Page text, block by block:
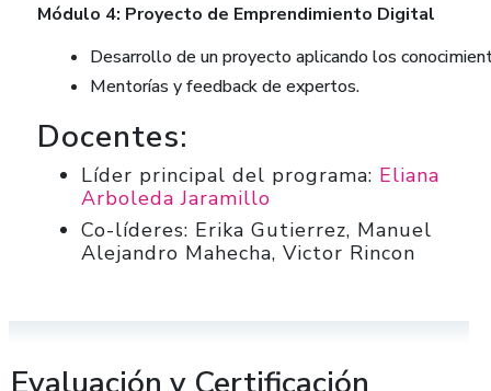
Módulo 4: Proyecto de Emprendimiento Digital
Desarrollo de un proyecto aplicando los
Mentorías y feedback de expertos.
Docentes:
Líder principal del programa: Eliana
Arboleda Jaramillo
Co-líderes: Erika Gutierrez, Manuel
Alejandro Mahecha, Victor Rincon